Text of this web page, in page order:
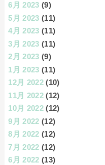
6月 2023 (9)
5月 2023 (11)
4月 2023 (11)
3月 2023 (11)
2月 2023 (9)
1月 2023 (11)
12月 2022 (10)
11月 2022 (12)
10月 2022 (12)
9月 2022 (12)
8月 2022 (12)
7月 2022 (12)
6月 2022 (13)